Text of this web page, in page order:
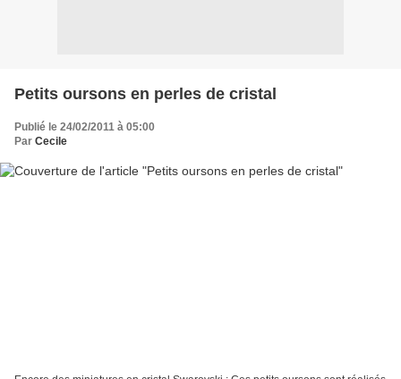
Petits oursons en perles de cristal
Publié le 24/02/2011 à 05:00
Par Cecile